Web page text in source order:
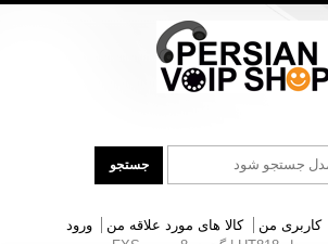
جستجو
کاربری من کالا های مورد علاقه من
ورود